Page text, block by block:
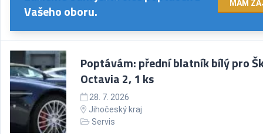
Vašeho oboru.
MÁM
Poptávám: přední blatník bílý pro
Octavia 2, 1 ks
28. 7. 2026
Jihočeský kraj
Servis